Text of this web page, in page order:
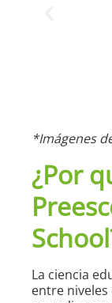
*Imágenes
¿Por
La ciencia
entre niveles